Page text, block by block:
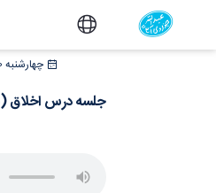
جلسه درس اخلاق (1404/02/10) - دفتر چهارشنبه 10 اردیبهشت 1404
جلسه درس اخلاق (1404/02/10)